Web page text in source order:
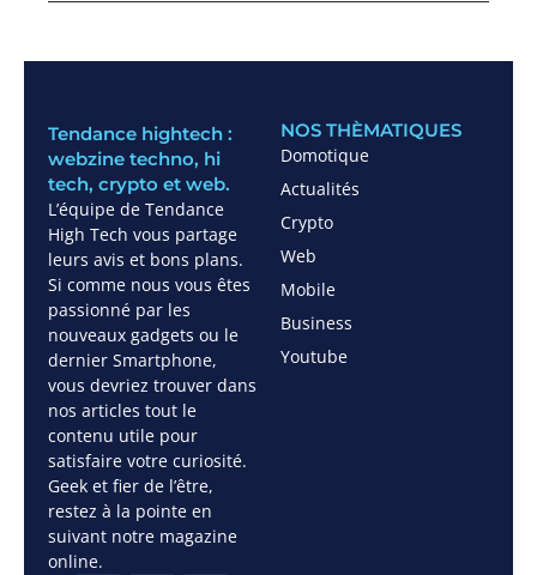
Tendance hightech :
webzine techno, hi
tech, crypto et web.
L’équipe de Tendance
High Tech vous partage
leurs avis et bons plans.
Si comme nous vous êtes
passionné par les
nouveaux gadgets ou le
dernier Smartphone,
vous devriez trouver dans
nos articles tout le
contenu utile pour
satisfaire votre curiosité.
Geek et fier de l’être,
restez à la pointe en
suivant notre magazine
online.
NOS THÈMATIQUES
Domotique
Actualités
Crypto
Web
Mobile
Business
Youtube